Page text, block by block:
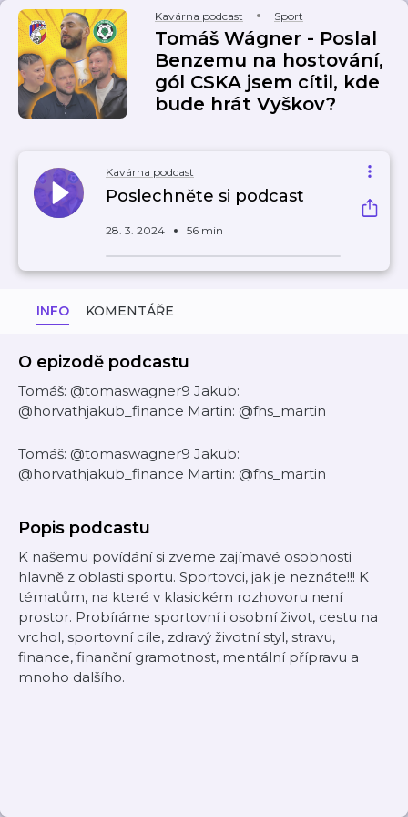
Kavárna podcast Sport
Tomáš Wágner - Poslal
Benzemu na hostování,
gól CSKA jsem cítil, kde
bude hrát Vyškov?
Kavárna podcast
Poslechněte si podcast
28. 3. 2024 56 min
INFO KOMENTÁŘE
O epizodě podcastu
Tomáš: @tomaswagner9 Jakub:
@horvathjakub_finance Martin: @fhs_martin
Tomáš: @tomaswagner9 Jakub:
@horvathjakub_finance Martin: @fhs_martin
Popis podcastu
K našemu povídání si zveme zajímavé osobnosti
hlavně z oblasti sportu. Sportovci, jak je neznáte!!! K
tématům, na které v klasickém rozhovoru není
prostor. Probíráme sportovní i osobní život, cestu na
vrchol, sportovní cíle, zdravý životní styl, stravu,
finance, finanční gramotnost, mentální přípravu a
mnoho dalšího.